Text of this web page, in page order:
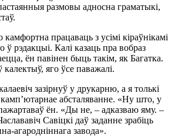
размовы адносна граматыкі,
працаваць з усімі кіраўнікамі
ў рэдакцыі. Калі казаць пра вобраз
ён павінен быць такім, як Багатка.
яго ўсе паважалі.
зазірнуў у друкарню, а я толькі
абсталяванне. «Ну што, у
ён. «Ды не, – адказваю яму. –
Савіцкі даў заданне зрабіць
агародніннага завода».